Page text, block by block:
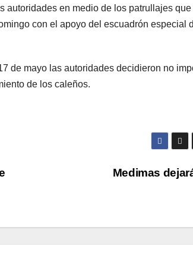
autoridades en medio de los patrullajes
con el apoyo del escuadrón especial
de mayo las autoridades decidieron no
de los caleños.
Medimas